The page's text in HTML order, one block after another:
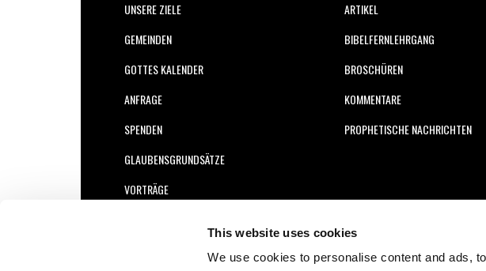
This website uses cookies
We use cookies to personalise content and ads,
UNSERE ZIELE
GEMEINDEN
GOTTES KALENDER
ANFRAGE
SPENDEN
GLAUBENSGRUNDSÄTZE
VORTRÄGE
ARTIKEL
BIBELFERNLEHRGANG
BROSCHÜREN
KOMMENTARE
PROPHETISCHE NACHRICHTEN